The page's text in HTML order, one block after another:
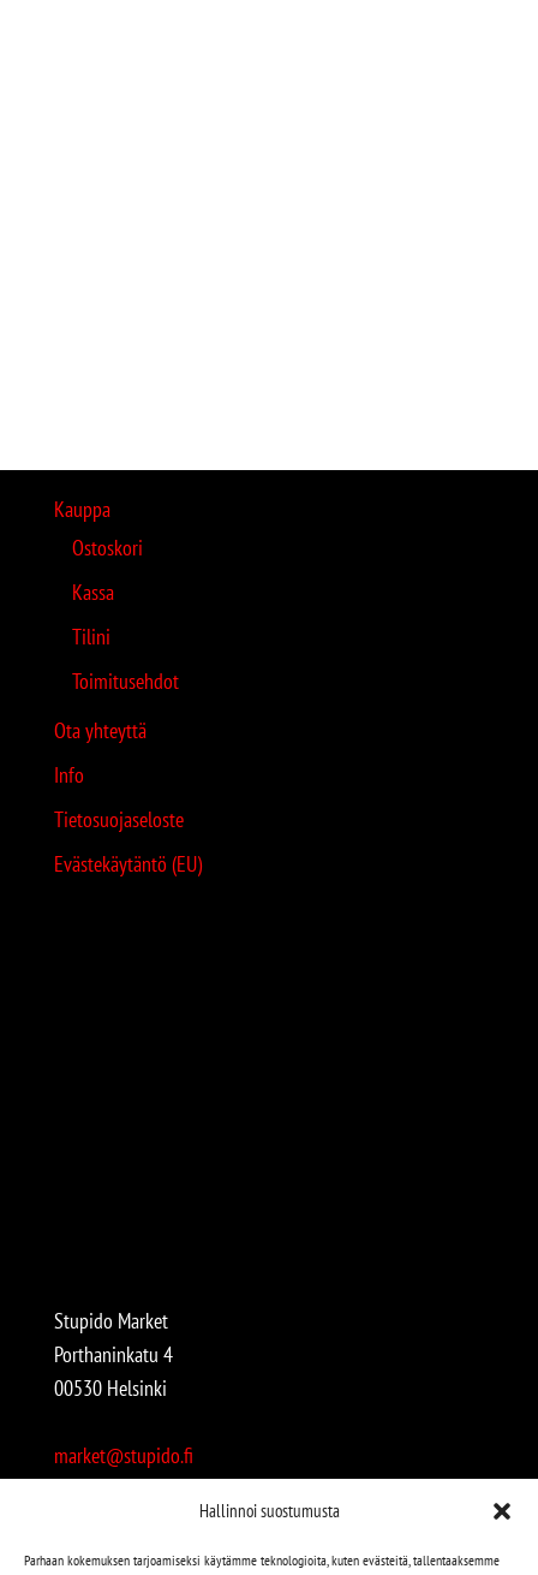
Hallinnoi suostumusta
Parhaan kokemuksen tarjoamiseksi käytämme teknologioita, kuten evästeitä, tallentaaksemme
Kauppa
Ostoskori
Kassa
Tilini
Toimitusehdot
Ota yhteyttä
Info
Tietosuojaseloste
Evästekäytäntö (EU)
Stupido Market
Porthaninkatu 4
00530 Helsinki
market@stupido.fi
Avoinna: